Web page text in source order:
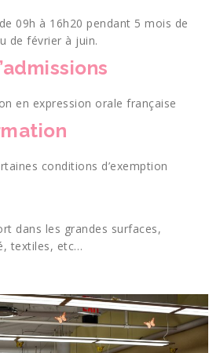
09h à 16h20 pendant 5 mois de
de février à juin.
en expression orale française
conditions d’exemption
dans les grandes surfaces,
textiles, etc…